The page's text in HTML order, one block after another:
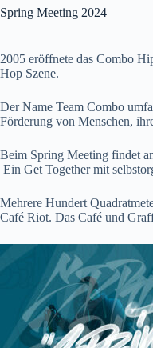
Spring Meeting 2024
2005 eröffnete das Combo
Hop Szene.
Der Name Team Combo
Förderung von Menschen,
Beim Spring Meeting findet
Ein Get Together mit
Mehrere Hundert
Café Riot. Das Café und